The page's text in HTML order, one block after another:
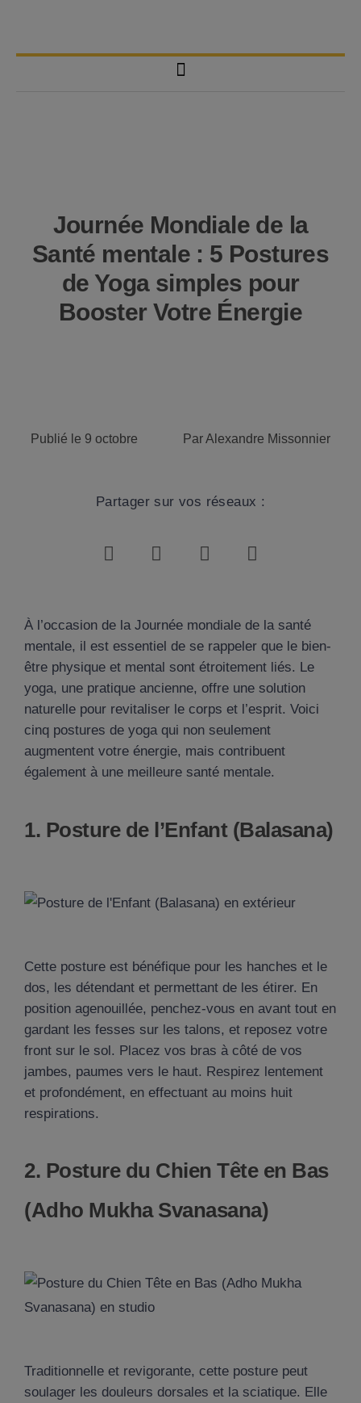
Journée Mondiale de la
Santé mentale : 5 Postures
de Yoga simples pour
Booster Votre Énergie
Publié le 9 octobre ParAlexandre Missonnier
Partager sur vos réseaux :
À l’occasion de la Journée mondiale de la santé
mentale, il est essentiel de se rappeler que le bien-
être physique et mental sont étroitement liés. Le
yoga, une pratique ancienne, offre une solution
naturelle pour revitaliser le corps et l’esprit. Voici
cinq postures de yoga qui non seulement
augmentent votre énergie, mais contribuent
également à une meilleure santé mentale.
1. Posture de l’Enfant (Balasana)
Cette posture est bénéfique pour les hanches et le
dos, les détendant et permettant de les étirer. En
position agenouillée, penchez-vous en avant tout en
gardant les fesses sur les talons, et reposez votre
front sur le sol. Placez vos bras à côté de vos
jambes, paumes vers le haut. Respirez lentement
et profondément, en effectuant au moins huit
respirations.
2. Posture du Chien Tête en Bas
(Adho Mukha Svanasana)
Traditionnelle et revigorante, cette posture peut
soulager les douleurs dorsales et la sciatique. Elle